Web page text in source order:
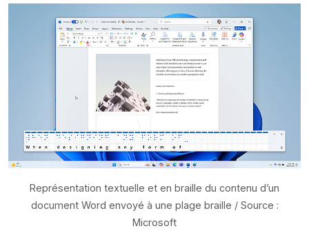
Représentation textuelle et en braille du contenu d’un
document Word envoyé à une plage braille / Source :
Microsoft